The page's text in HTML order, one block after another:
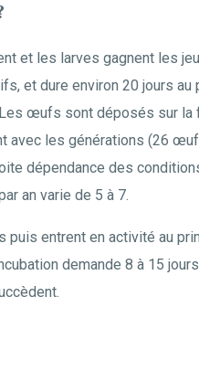
et les larves gagnent les
et dure environ 20 jours
œufs sont déposés sur
avec les générations (26
dépendance des
an varie de 5 à 7.
entrent en activité au
demande 8 à 15